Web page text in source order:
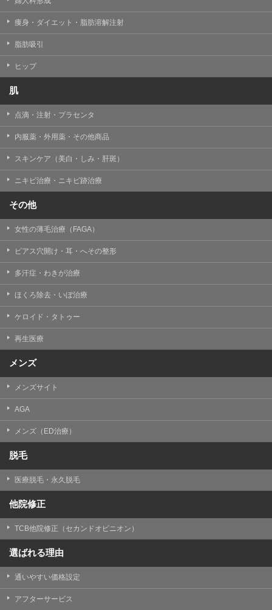
痩身・ダイエット・脂肪溶解注射
脂肪吸引
ヒップ
肌
点滴・注射・プラセンタ
内服薬・外用薬・その他商品
スキンケア（美白・しみ・肝斑）
ニキビ治療・ニキビ跡治療
その他
女性の薄毛治療（FAGA）
ピアス穴開け・耳・へその整形
多汗症・わきが治療
ほくろ除去・いぼ治療
ケロイド・タトゥー
再生医療
メンズ
メンズサイト
AGA
メンズ（ED治療）
脱毛
医療脱毛・永久脱毛
他院修正
TCB他院修正（セカンドオピニオン）
選ばれる理由
通いやすい価格設定
アフターサービス